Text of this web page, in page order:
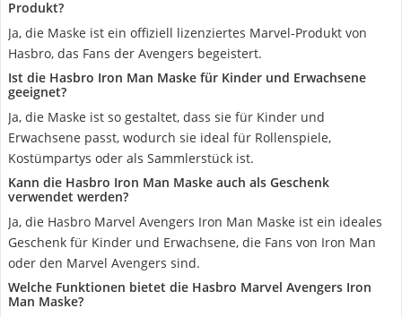
Produkt?
Ja, die Maske ist ein offiziell lizenziertes Marvel-Produkt von
Hasbro, das Fans der Avengers begeistert.
Ist die Hasbro Iron Man Maske für Kinder und Erwachsene
geeignet?
Ja, die Maske ist so gestaltet, dass sie für Kinder und
Erwachsene passt, wodurch sie ideal für Rollenspiele,
Kostümpartys oder als Sammlerstück ist.
Kann die Hasbro Iron Man Maske auch als Geschenk
verwendet werden?
Ja, die Hasbro Marvel Avengers Iron Man Maske ist ein ideales
Geschenk für Kinder und Erwachsene, die Fans von Iron Man
oder den Marvel Avengers sind.
Welche Funktionen bietet die Hasbro Marvel Avengers Iron
Man Maske?